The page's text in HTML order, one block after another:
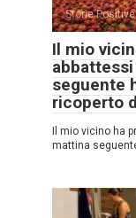
Storie Positive
Il mio
seguente
ricoperto
Il mio vicino ha
mattina